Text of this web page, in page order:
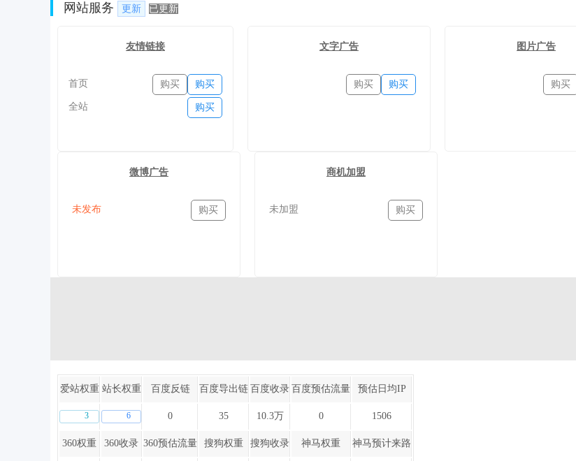
网站服务 更新 已更新
友情链接
首页 购买
购买
全站 购买
文字广告
购买
购买
图片广告
购买
微博广告
未发布 购买
商机加盟
未加盟 购买
爱站权重 站长权重 百度反链 百度导出链 百度收录 百度预估流量 预估日均IP
3 6 0 35 10.3万 0 1506
360权重 360收录 360预估流量 搜狗权重 搜狗收录 神马权重 神马预计来路